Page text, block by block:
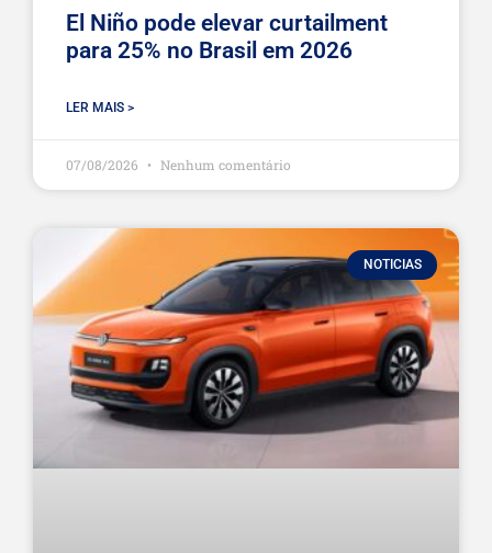
El Niño pode elevar curtailment
para 25% no Brasil em 2026
LER MAIS >
07/08/2026 Nenhum comentário
NOTICIAS